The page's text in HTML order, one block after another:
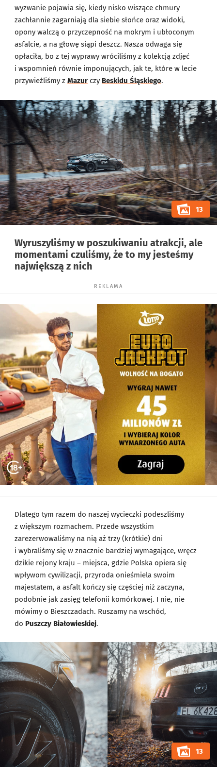
wyzwanie pojawia się, kiedy nisko wiszące chmury
zachłannie zagarniają dla siebie słońce oraz widoki,
opony walczą o przyczepność na mokrym i ubłoconym
asfalcie, a na głowę siąpi deszcz. Nasza odwaga się
opłaciła, bo z tej wyprawy wróciliśmy z kolekcją zdjęć
i wspomnień równie imponujących, jak te, które w lecie
przywieźliśmy z Mazur czy Beskidu Śląskiego.
13
Wyruszyliśmy w poszukiwaniu atrakcji, ale
momentami czuliśmy, że to my jesteśmy
największą z nich
REKLAMA
Dlatego tym razem do naszej wycieczki podeszliśmy
z większym rozmachem. Przede wszystkim
zarezerwowaliśmy na nią aż trzy (krótkie) dni
i wybraliśmy się w znacznie bardziej wymagające, wręcz
dzikie rejony kraju – miejsca, gdzie Polska opiera się
wpływom cywilizacji, przyroda onieśmiela swoim
majestatem, a asfalt kończy się częściej niż zaczyna,
podobnie jak zasięg telefonii komórkowej. I nie, nie
mówimy o Bieszczadach. Ruszamy na wschód,
do Puszczy Białowieskiej.
13